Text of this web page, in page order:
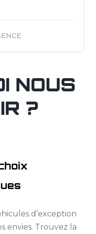
NOUS
?
d’exception
envies. Trouvez la